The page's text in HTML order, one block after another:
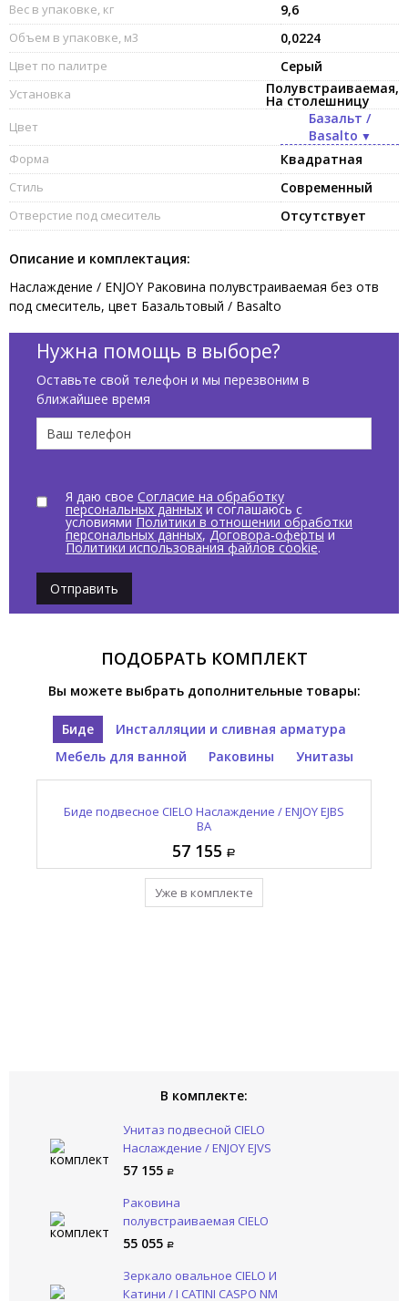
Вес в упаковке, кг 9,6
Объем в упаковке, м3 0,0224
Цвет по палитре Серый
Установка Полувстраиваемая,
На столешницу
Цвет
Базальт /
Basalto
Форма Квадратная
Стиль Современный
Отверстие под смеситель Отсутствует
Описание и комплектация:
Наслаждение / ENJOY Раковина полувстраиваемая без отв
под смеситель, цвет Базальтовый / Basalto
Нужна помощь в выборе?
Оставьте свой телефон и мы перезвоним в
ближайшее время
Я даю свое Согласие на обработку
персональных данныхи соглашаюсь с
условиями Политики в отношении обработки
персональных данных, Договора-оферты и
Политики использования файлов cookie.
Отправить
ПОДОБРАТЬ КОМПЛЕКТ
Вы можете выбрать дополнительные товары:
Биде
Инсталляции и сливная арматура
Мебель для ванной
Раковины Унитазы
Биде подвесное CIELO Наслаждение / ENJOY EJBS
BA
57 155
Уже в комплекте
Выпуск для раковины с керамической накладкой
CIELO Сива / SIWA PIL01 BA
12 965
Уже в комплекте
Зеркало овальное CIELO И Катини / I CATINI CASPO
NM
95 410
Уже в комплекте
Раковина полувстраиваемая CIELO Наслаждение /
ENJOY EJLASIQ BA
55 055
Уже в комплекте
Унитаз подвесной CIELO Наслаждение / ENJOY EJVS
BA
57 155
Уже в комплекте
В комплекте:
Унитаз подвесной CIELO
Наслаждение / ENJOY EJVS
BA
57 155
Раковина
полувстраиваемая CIELO
Наслаждение / ENJOY
55 055
Зеркало овальное CIELO И
Катини / I CATINI CASPO NM